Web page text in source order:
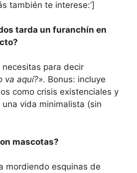
también te interese:’]
tarda un furanchín en
para decir
va aquí?». Bonus: incluye
como crisis existenciales y
vida minimalista (sin
mascotas?
mordiendo esquinas de